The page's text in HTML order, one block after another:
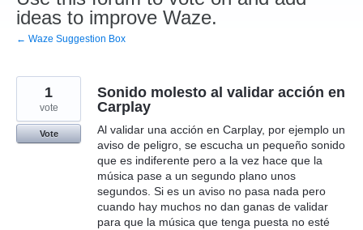
ideas to improve Waze.
← Waze Suggestion Box
Sonido molesto al validar acción en
Carplay
Al validar una acción en Carplay, por ejemplo un
aviso de peligro, se escucha un pequeño sonido
que es indiferente pero a la vez hace que la
música pase a un segundo plano unos
segundos. Si es un aviso no pasa nada pero
cuando hay muchos no dan ganas de validar
para que la música que tenga puesta no esté
1
vote
Vote